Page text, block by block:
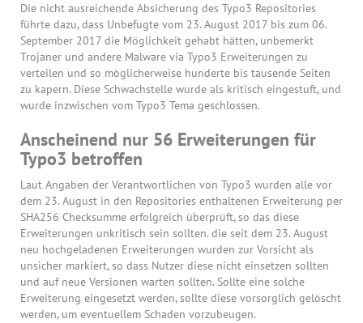
Die nicht ausreichende Absicherung des Typo3 Repositories
führte dazu, dass Unbefugte vom 23. August 2017 bis zum 06.
September 2017 die Möglichkeit gehabt hätten, unbemerkt
Trojaner und andere Malware via Typo3 Erweiterungen zu
verteilen und so möglicherweise hunderte bis tausende Seiten
zu kapern. Diese Schwachstelle wurde als kritisch eingestuft, und
wurde inzwischen vom Typo3 Tema geschlossen.
Anscheinend nur 56 Erweiterungen für
Typo3 betroffen
Laut Angaben der Verantwortlichen von Typo3 wurden alle vor
dem 23. August in den Repositories enthaltenen Erweiterung per
SHA256 Checksumme erfolgreich überprüft, so das diese
Erweiterungen unkritisch sein sollten. die seit dem 23. August
neu hochgeladenen Erweiterungen wurden zur Vorsicht als
unsicher markiert, so dass Nutzer diese nicht einsetzen sollten
und auf neue Versionen warten sollten. Sollte eine solche
Erweiterung eingesetzt werden, sollte diese vorsorglich gelöscht
werden, um eventuellem Schaden vorzubeugen.